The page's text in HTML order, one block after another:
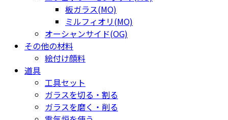
板ガラス(MO)
ミルフィオリ(MO)
オーシャンサイド(OG)
その他の材料
絵付け顔料
道具
工具セット
ガラスを切る・割る
ガラスを磨く・削る